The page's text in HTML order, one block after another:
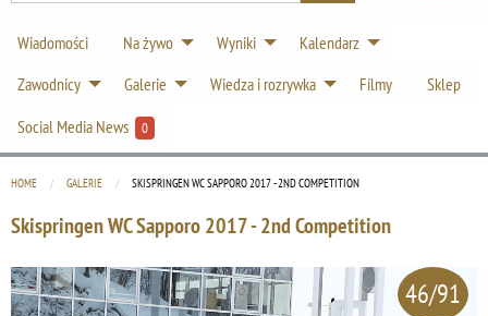
Wiadomości Na żywo Wyniki
Kalendarz
Zawodnicy
Galerie Wiedza i rozrywka Filmy
Sklep
Social Media News
0
HOME GALERIE CURRENT:
SKISPRINGEN WC SAPPORO 2017 - 2ND COMPETITION
Skispringen WC Sapporo 2017 - 2nd Competition
46/91